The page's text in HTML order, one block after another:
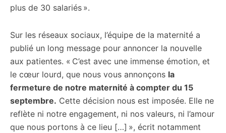
plus de 30 salariés ».
Sur les réseaux sociaux, l’équipe de la maternité a
publié un long message pour annoncer la nouvelle
aux patientes. « C’est avec une immense émotion, et
le cœur lourd, que nous vous annonçons la
fermeture de notre maternité à compter du 15
septembre. Cette décision nous est imposée. Elle ne
reflète ni notre engagement, ni nos valeurs, ni l’amour
que nous portons à ce lieu […] », écrit notamment